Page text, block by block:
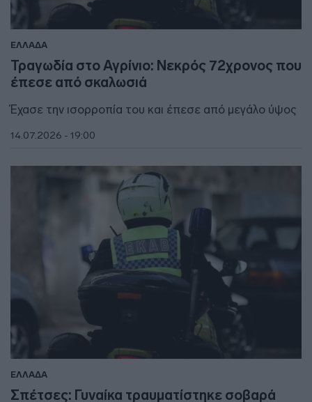
ΕΛΛΑΔΑ
Τραγωδία στο Αγρίνιο: Νεκρός 72χρονος που
έπεσε από σκαλωσιά
Έχασε την ισορροπία του και έπεσε από μεγάλο ύψος
14.07.2026 - 19:00
ΕΛΛΑΔΑ
Σπέτσες: Γυναίκα τραυματίστηκε σοβαρά